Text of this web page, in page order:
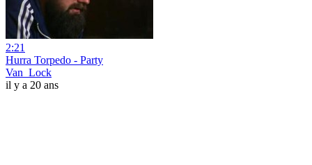
2:21
Hurra Torpedo - Party
Van_Lock
il y a 20 ans